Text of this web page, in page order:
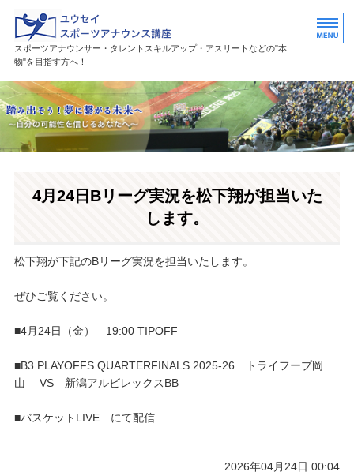
ユウセイスポーツアナウンスス
スポーツアナウンサー・タレントスキルアップ・アスリートなどの"本
物"を目指す方へ！
HOME
講座紹介
活躍中の卒業生・受講生
4月24日Bリーグ実況を松下翔が担当いた
します。
松下翔が下記のBリーグ実況を担当いたします。
ぜひご覧ください。
■4月24日（金） 19:00 TIPOFF
■B3 PLAYOFFS QUARTERFINALS 2025-26 トライフープ岡
山 VS 新潟アルビレックスBB
■バスケットLIVE にて配信
2026年04月24日 00:04